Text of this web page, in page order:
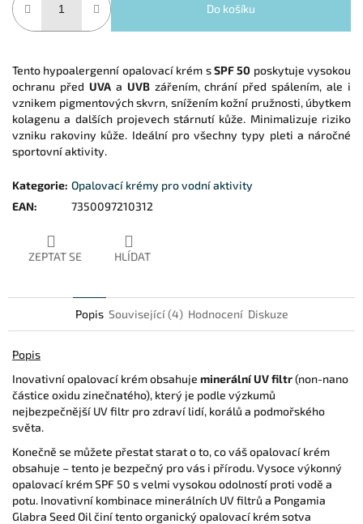
Do košíku
Tento hypoalergenní opalovací krém sSPF 50 poskytuje vysokou
ochranu před UVAa UVBzářením, chrání před spálením,ale i
vznikem pigmentových skvrn, snížením kožní pružnosti, úbytkem
kolagenu a dalších projevech stárnutí kůže. Minimalizuje riziko
vzniku rakoviny kůže. Ideální pro všechny typy pleti a náročné
sportovní aktivity.
Kategorie: Opalovací krémy pro vodní aktivity
EAN: 7350097210312
ZEPTAT SE HLÍDAT
Popis Související (4) Hodnocení Diskuze
Popis
Inovativní opalovací krém obsahuje minerální UV filtr(non-nano
částice oxidu zinečnatého), který je podle výzkumů
nejbezpečnější UV filtr pro zdraví lidí, korálů a podmořského
světa.
Konečně se můžete přestat starat o to, co váš opalovací krém
obsahuje – tento je bezpečný pro vás i přírodu. Vysoce výkonný
opalovací krém SPF 50 s velmi vysokou odolností proti vodě a
potu. Inovativní kombinace minerálních UV filtrů a Pongamia
Glabra Seed Oil činí tento organický opalovací krém sotva